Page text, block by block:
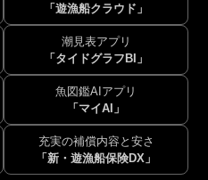
「遊漁船クラウド」
潮見表アプリ
「タイドグラフBI」
魚図鑑AIアプリ
「マイAI」
充実の補償内容と安さ
「新・遊漁船保険DX」